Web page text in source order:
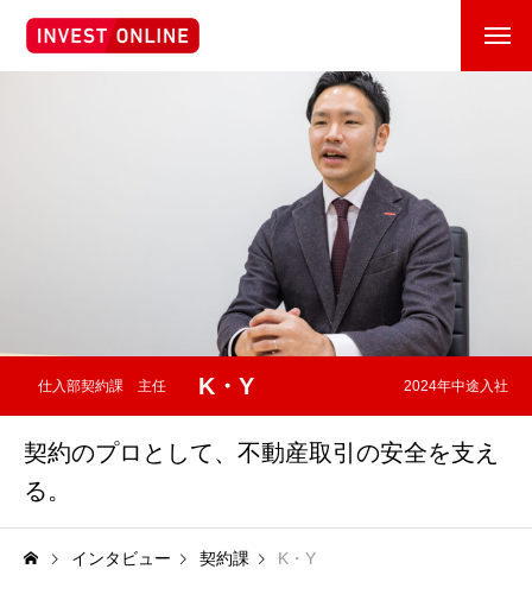
仕入部契約課 主任 K・Y 2024年中途入社
契約のプロとして、不動産取引の安全を支え
る。
インタビュー 契約課 K・Y